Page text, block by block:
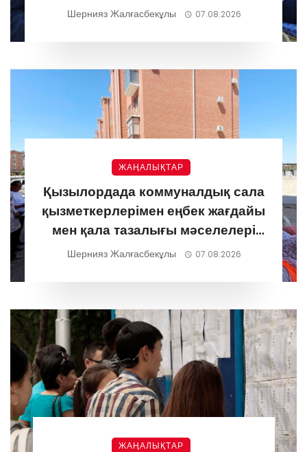
Шернияз Жалғасбекұлы 07.08.2026
ЖАҢАЛЫҚТАР
Қызылордада коммуналдық сала
қызметкерлерімен еңбек жағдайы
мен қала тазалығы мәселелері
талқыланды
Шернияз Жалғасбекұлы 07.08.2026
ЖАҢАЛЫҚТАР